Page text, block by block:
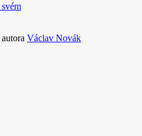
autora Václav Novák